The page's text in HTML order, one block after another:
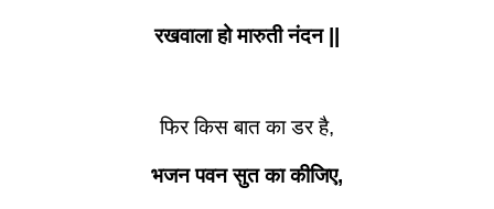
रखवाला हो मारुती नंदन ||
फिर किस बात का डर है,
भजन पवन सुत का कीजिए,